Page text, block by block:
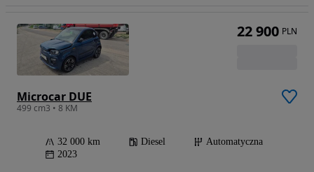
Microcar DUE
499 cm3 • 8 KM
32 000 km Diesel
Automatyczna
2023
22 900 PLN